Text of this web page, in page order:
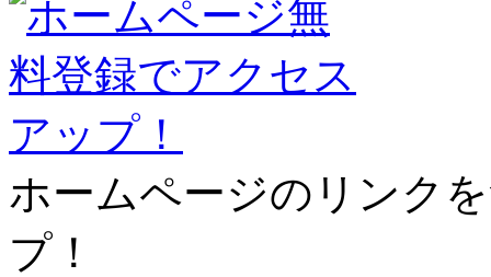
ホームページのリンク
プ！